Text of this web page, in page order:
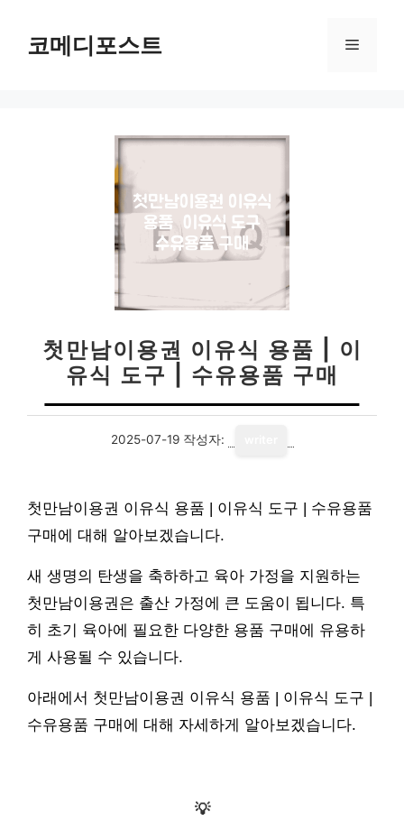
코메디포스트 메
첫만남이용권 이유식 용품 | 이
유식 도구 | 수유용품 구매
2025-07-19 작성자:
첫만남이용권 이유식 용품 | 이유식 도구 | 수유용품
구매에 대해 알아보겠습니다.
새 생명의 탄생을 축하하고 육아 가정을 지원하는
첫만남이용권은 출산 가정에 큰 도움이 됩니다. 특
히 초기 육아에 필요한 다양한 용품 구매에 유용하
게 사용될 수 있습니다.
아래에서 첫만남이용권 이유식 용품 | 이유식 도구 |
수유용품 구매에 대해 자세하게 알아보겠습니다.
💡